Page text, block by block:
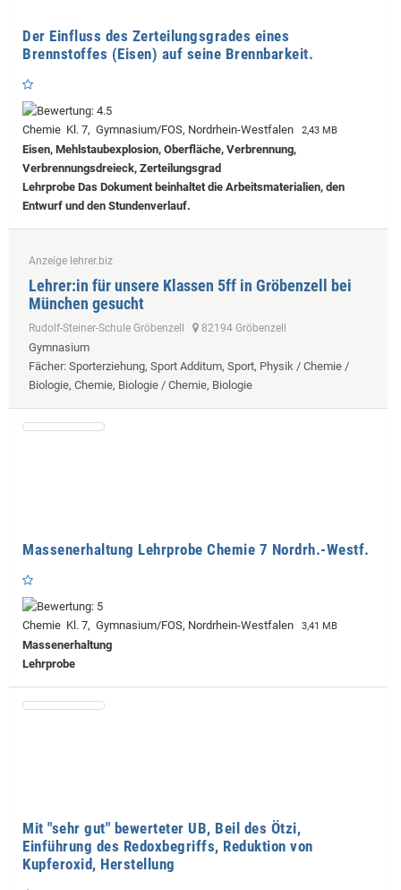
Der Einfluss des Zerteilungsgrades eines
Brennstoffes (Eisen) auf seine Brennbarkeit.
Chemie Kl. 7, Gymnasium/FOS, Nordrhein-Westfalen 2,43 MB
Eisen, Mehlstaubexplosion, Oberfläche, Verbrennung,
Verbrennungsdreieck, Zerteilungsgrad
Lehrprobe Das Dokument beinhaltet die Arbeitsmaterialien, den
Entwurf und den Stundenverlauf.
Anzeige lehrer.biz
Lehrer:in für unsere Klassen 5ff in Gröbenzell bei
München gesucht
Rudolf-Steiner-Schule Gröbenzell 82194 Gröbenzell
Gymnasium
Fächer: Sporterziehung, Sport Additum, Sport, Physik / Chemie /
Biologie, Chemie, Biologie / Chemie, Biologie
Massenerhaltung Lehrprobe Chemie 7 Nordrh.-Westf.
Chemie Kl. 7, Gymnasium/FOS, Nordrhein-Westfalen 3,41 MB
Massenerhaltung
Lehrprobe
Mit "sehr gut" bewerteter UB, Beil des Ötzi,
Einführung des Redoxbegriffs, Reduktion von
Kupferoxid, Herstellung